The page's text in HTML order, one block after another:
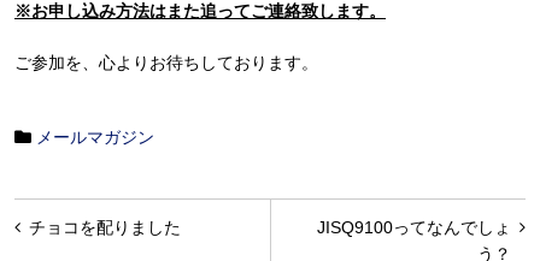
※お申し込み方法はまた追ってご連絡致します。
ご参加を、心よりお待ちしております。
メールマガジン
投
JISQ9100ってなんでしょ
う？
チョコを配りました